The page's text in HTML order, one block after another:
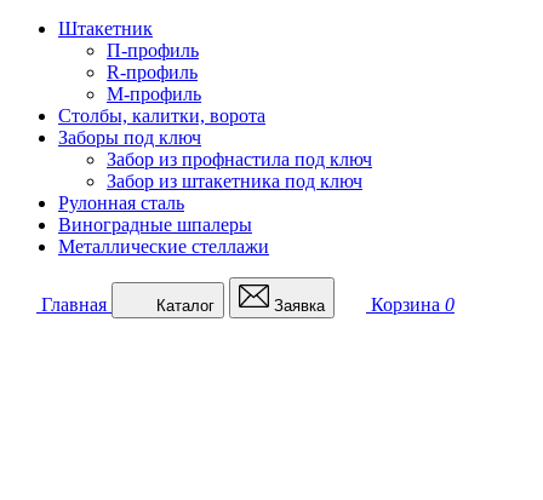
Штакетник
П-профиль
R-профиль
М-профиль
Столбы, калитки, ворота
Заборы под ключ
Забор из профнастила под ключ
Забор из штакетника под ключ
Рулонная сталь
Виноградные шпалеры
Металлические стеллажи
Главная Каталог Заявка Корзина 0